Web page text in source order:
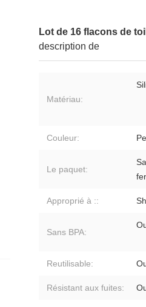
Lot de 16 flacons de
description de
Matériau:
Couleur:
Le paquet:
Approprié à ::
Sans BPA:
Reutilisable:
Résistant aux fuites: